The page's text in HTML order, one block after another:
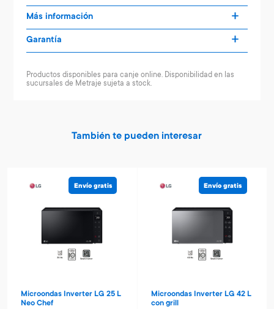
Más información
Garantía
Productos disponibles para canje online. Disponibilidad en las
sucursales de Metraje sujeta a stock.
También te pueden interesar
Envío gratis
Microondas Inverter LG 25 L
Neo Chef
Envío gratis
Microondas Inverter LG 42 L
con grill